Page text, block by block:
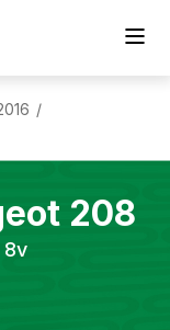
/
208
8v